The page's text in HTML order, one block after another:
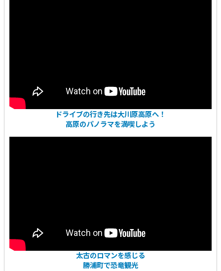
ドライブの行き先は大川原高原へ！
高原のパノラマを満喫しよう
太古のロマンを感じる
勝浦町で恐竜観光